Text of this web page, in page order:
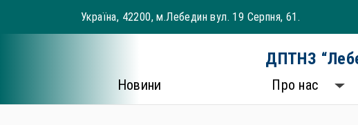
Україна, 42200, м.Лебедин вул. 19 Серпня, 61.
ДПТНЗ
Новини Про нас